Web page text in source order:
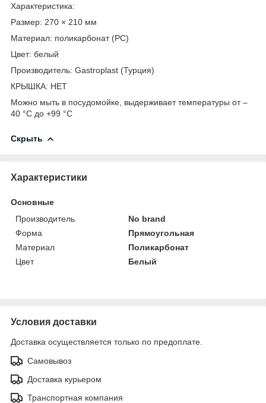
Характеристика:
Размер: 270 × 210 мм
Материал: поликарбонат (PC)
Цвет: белый
Производитель: Gastroplast (Турция)
КРЫШКА: НЕТ
Можно мыть в посудомойке, выдерживает температуры от –
40 °C до +99 °C
Скрыть
Характеристики
Основные
Производитель
No brand
Форма
Прямоугольная
Материал
Поликарбонат
Цвет
Белый
Условия доставки
Доставка осуществляется только по предоплате.
Самовывоз
Доставка курьером
Транспортная компания